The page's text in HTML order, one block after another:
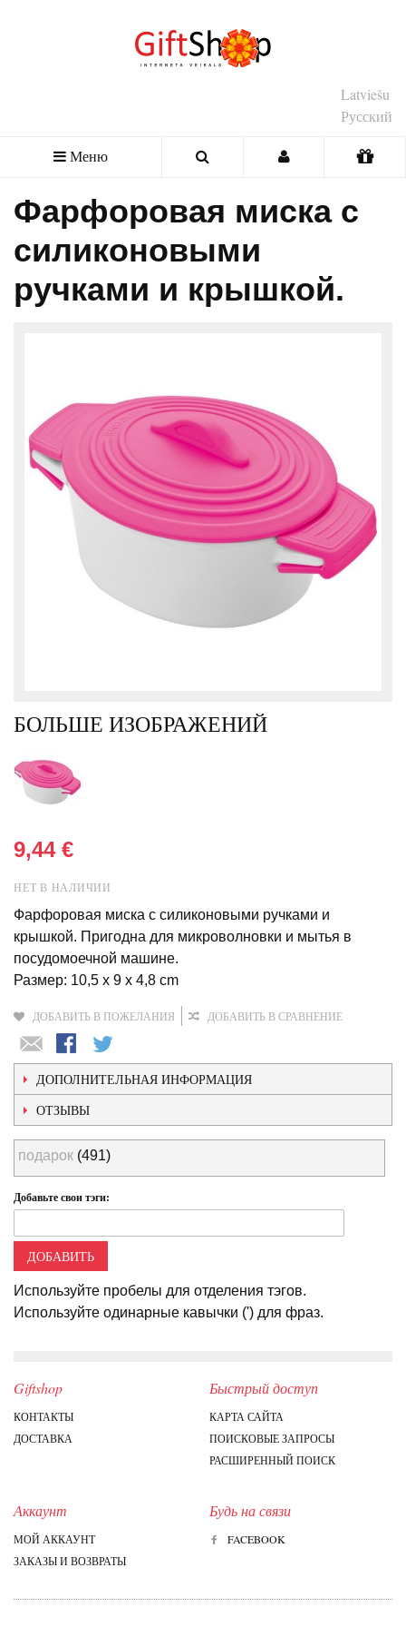
Latviešu
Русский
Меню
Фарфоровая миска с
силиконовыми
ручками и крышкой.
БОЛЬШЕ ИЗОБРАЖЕНИЙ
9,44 €
НЕТ В НАЛИЧИИ
Фарфоровая миска с силиконовыми ручками и
крышкой. Пригодна для микроволновки и мытья в
посудомоечной машине.
Размер: 10,5 x 9 x 4,8 cm
ДОБАВИТЬ В ПОЖЕЛАНИЯ ДОБАВИТЬ В СРАВНЕНИЕ
ДОПОЛНИТЕЛЬНАЯ ИНФОРМАЦИЯ
ОТЗЫВЫ
подарок (491)
Добавьте свои тэги:
ДОБАВИТЬ
Используйте пробелы для отделения тэгов.
Используйте одинарные кавычки (') для фраз.
Giftshop
КОНТАКТЫ
ДОСТАВКА
Быстрый доступ
КАРТА САЙТА
ПОИСКОВЫЕ ЗАПРОСЫ
РАСШИРЕННЫЙ ПОИСК
Аккаунт
МОЙ АККАУНТ
ЗАКАЗЫ И ВОЗВРАТЫ
Будь на связи
FACEBOOK